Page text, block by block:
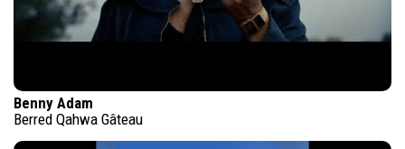
Benny Adam
Berred Qahwa Gâteau